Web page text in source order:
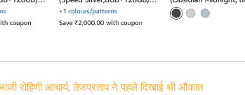
रोहिणी आचार्य, तेजप्रताप ने पहले दिखाई थी औकात